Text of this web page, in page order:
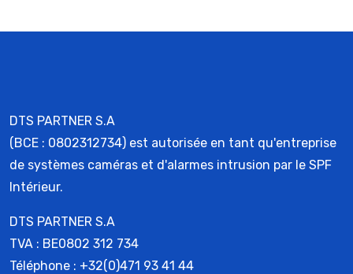
DTS PARTNER S.A
(BCE : 0802312734) est autorisée en tant qu'entreprise
de systèmes caméras et d'alarmes intrusion par le SPF
Intérieur.
DTS PARTNER S.A
TVA : BE0802 312 734
Téléphone : +32(0)471 93 41 44